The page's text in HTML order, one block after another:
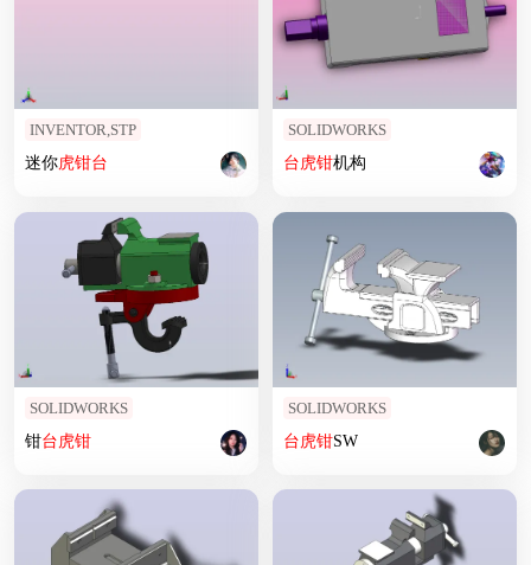
INVENTOR,STP
迷你虎钳台
SOLIDWORKS
台虎钳机构
SOLIDWORKS
钳台虎钳
SOLIDWORKS
台虎钳SW